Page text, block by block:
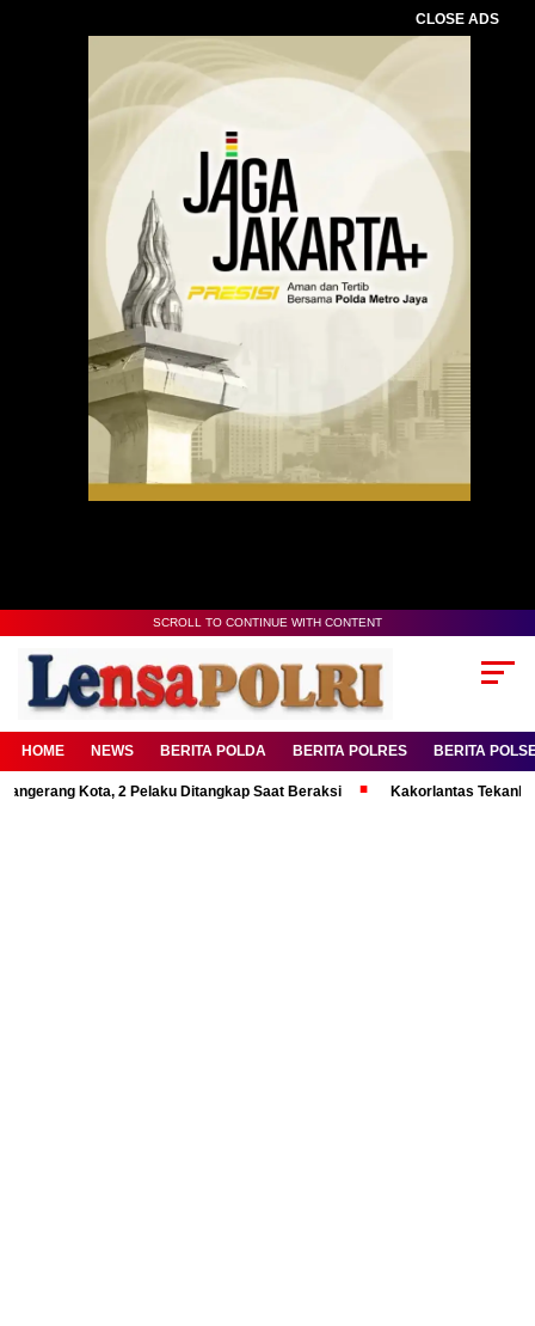
CLOSE ADS
SCROLL TO CONTINUE WITH CONTENT
HOME NEWS BERITA POLDA BERITA POLRES BERITA
Kota, 2 Pelaku Ditangkap Saat Beraksi Kakorlantas Tekankan